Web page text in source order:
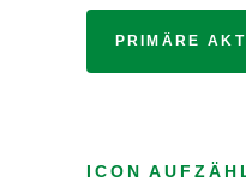
PRIMÄRE
ICON